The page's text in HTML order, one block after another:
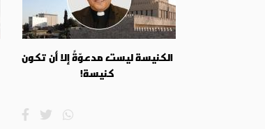
الكنيسة ليست مدعوّةً إلا أن تكون
كنيسة!